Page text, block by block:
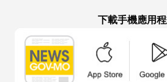
下載手機應用